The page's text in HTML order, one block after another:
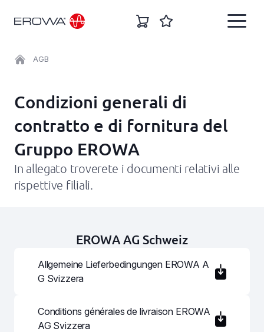
Deutsch
Settori
Soluzioni
Prodotti
Chi siamo
News
AGB
Condizioni generali di
contratto e di fornitura del
Gruppo EROWA
In allegato troverete i documenti relativi alle
rispettive filiali.
EROWA AG Schweiz
Allgemeine Lieferbedingungen EROWA A
G Svizzera
Conditions générales de livraison EROWA
AG Svizzera